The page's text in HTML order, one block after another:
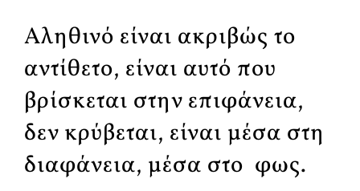
Αληθινό είναι ακριβώς το
αντίθετο, είναι αυτό που
βρίσκεται στην επιφάνεια,
δεν κρύβεται, είναι μέσα στη
διαφάνεια, μέσα στο φως.